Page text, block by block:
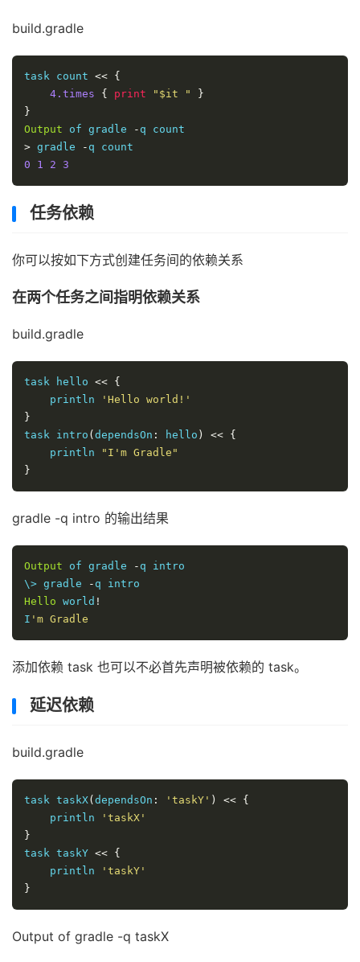
build.gradle
task count << {
4.times
{ print "$it "
}
}
Output of gradle -
> gradle -
0
1 2 3
任务依赖
你可以按如下方式创建任务间的依赖关系
在两个任务之间指明依赖关系
build.gradle
task hello << {
    println
'Hello world!'
}
task intro ( dependsOn : hello ) << {
    println
"I'm Gradle"
}
gradle -q intro 的输出结果
Output of gradle - q intro
\> gradle
-
Hello world !
I 'm Gradle
添加依赖 task 也可以不必首先声明被依赖的 task。
延迟依赖
build.gradle
task taskX( dependsOn : 'taskY' ) << {
    println
'taskX'
}
task taskY << {
    println
'taskY'
}
Output of gradle -q taskX